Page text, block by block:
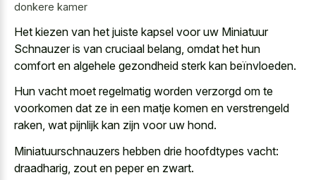
donkere kamer
Het kiezen van het juiste kapsel voor uw Miniatuur
Schnauzer is van cruciaal belang, omdat het hun
comfort en algehele gezondheid sterk kan beïnvloeden.
Hun vacht moet regelmatig worden verzorgd om te
voorkomen dat ze in een matje komen en verstrengeld
raken, wat pijnlijk kan zijn voor uw hond.
Miniatuurschnauzers hebben drie hoofdtypes vacht:
draadharig, zout en peper en zwart.